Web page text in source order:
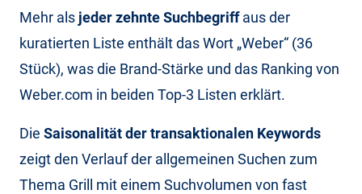
Mehr als jeder zehnte Suchbegriffaus der
kuratierten Liste enthält das Wort „Weber“ (36
Stück), was die Brand-Stärke und das Ranking von
Weber.com in beiden Top-3 Listen erklärt.
Die Saisonalität der transaktionalen Keywords
zeigt den Verlauf der allgemeinen Suchen zum
Thema Grill mit einem Suchvolumen von fast